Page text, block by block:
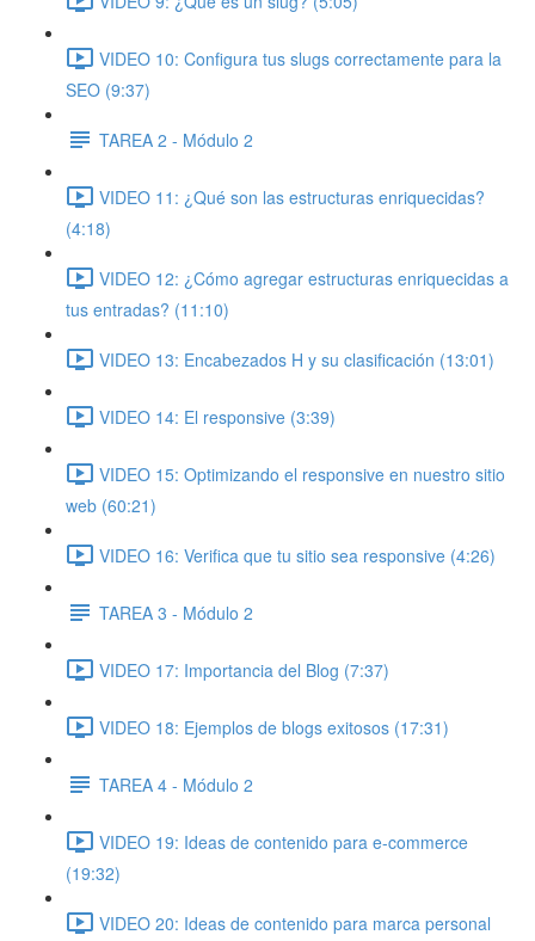
VIDEO 10: Configura tus slugs correctamente para la
SEO (9:37)
TAREA 2 - Módulo 2
VIDEO 11: ¿Qué son las estructuras enriquecidas?
(4:18)
VIDEO 12: ¿Cómo agregar estructuras enriquecidas a
tus entradas? (11:10)
VIDEO 13: Encabezados H y su clasificación (13:01)
VIDEO 14: El responsive (3:39)
VIDEO 15: Optimizando el responsive en nuestro sitio
web (60:21)
VIDEO 16: Verifica que tu sitio sea responsive (4:26)
TAREA 3 - Módulo 2
VIDEO 17: Importancia del Blog (7:37)
VIDEO 18: Ejemplos de blogs exitosos (17:31)
TAREA 4 - Módulo 2
VIDEO 19: Ideas de contenido para e-commerce
(19:32)
VIDEO 20: Ideas de contenido para marca personal